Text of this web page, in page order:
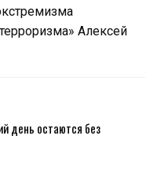
Алексей
день остаются без